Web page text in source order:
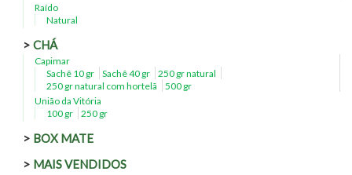
Raído
Natural
CHÁ
Capimar
Sachê 10 gr
Sachê 40 gr
250 gr natural
250 gr natural com hortelã
500 gr
União da Vitória
100 gr
250 gr
BOX MATE
MAIS VENDIDOS